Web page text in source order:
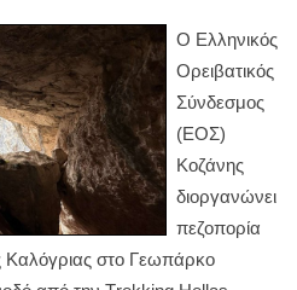
Ο Ελληνικός
Ορειβατικός
Σύνδεσμος
(ΕΟΣ)
Κοζάνης
διοργανώνει
πεζοπορία
Καλόγριας στο Γεωπάρκο